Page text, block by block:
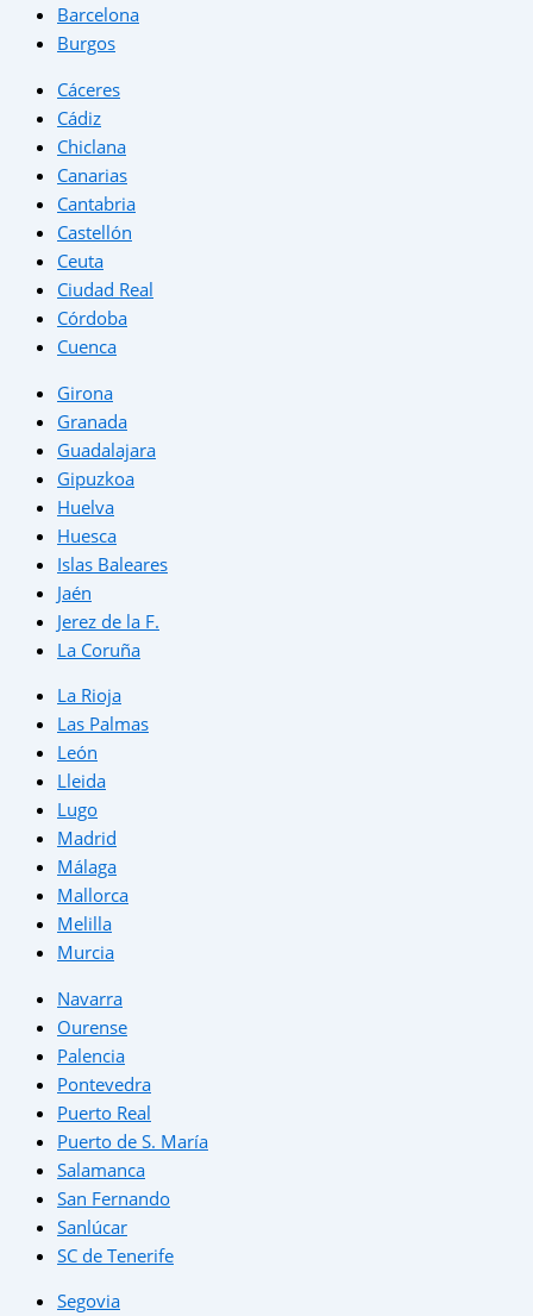
Barcelona
Burgos
Cáceres
Cádiz
Chiclana
Canarias
Cantabria
Castellón
Ceuta
Ciudad Real
Córdoba
Cuenca
Girona
Granada
Guadalajara
Gipuzkoa
Huelva
Huesca
Islas Baleares
Jaén
Jerez de la F.
La Coruña
La Rioja
Las Palmas
León
Lleida
Lugo
Madrid
Málaga
Mallorca
Melilla
Murcia
Navarra
Ourense
Palencia
Pontevedra
Puerto Real
Puerto de S. María
Salamanca
San Fernando
Sanlúcar
SC de Tenerife
Segovia